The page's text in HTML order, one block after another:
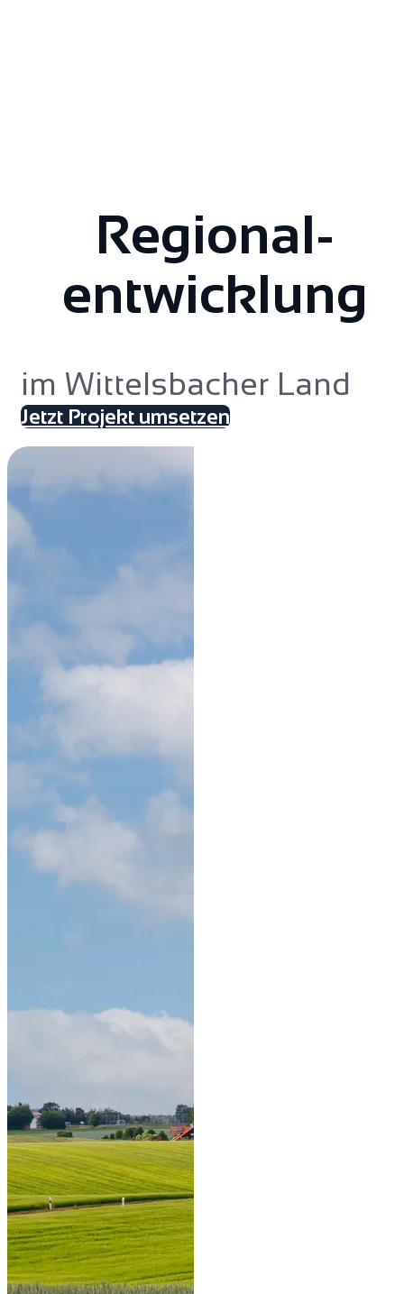
Regional­
entwicklung
im Wittelsbacher Land
Jetzt Projekt umsetzen